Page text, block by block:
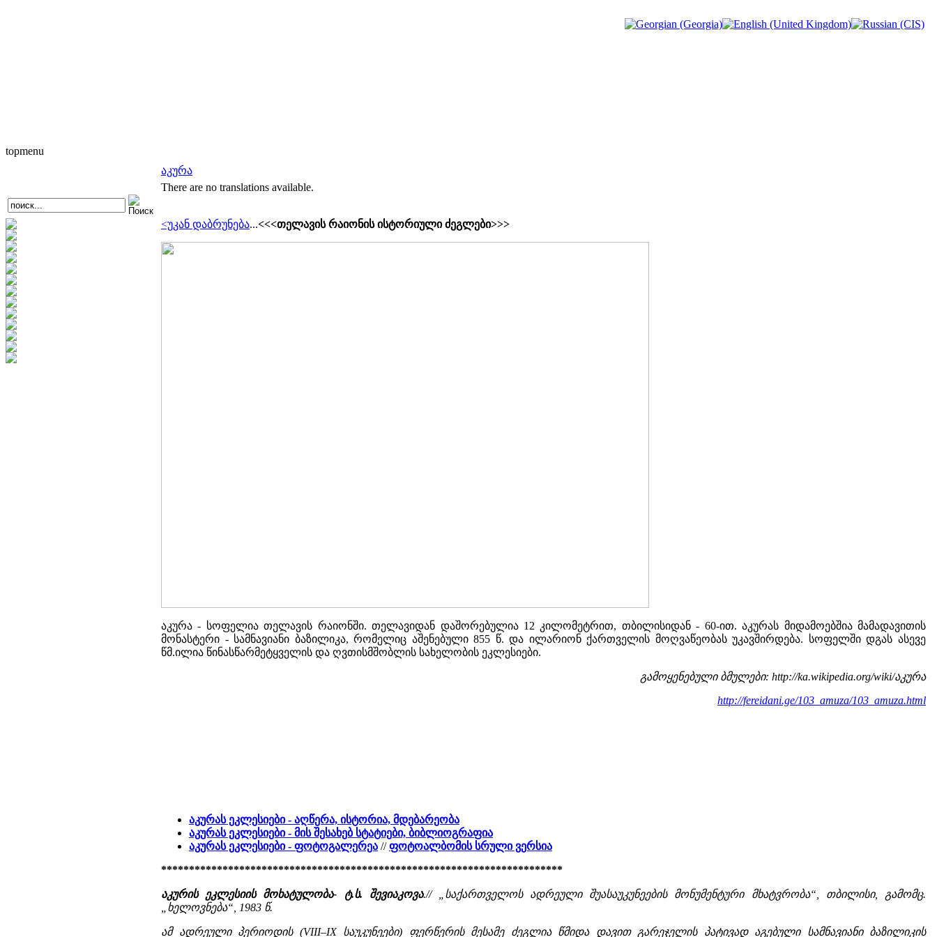
topmenu
აკურა
There are no translations available.
<უკან დაბრუნება...<<<თელავის რაიონის ისტორიული ძეგლები>>>
აკურა - სოფელია თელავის რაიონში. თელავიდან დაშორებულია 12 კილომეტრით, თბილისიდან - 60-ით. აკურას მიდამოებშია მამადავითის
მონასტერი - სამნავიანი ბაზილიკა, რომელიც აშენებული 855 წ. და ილარიონ ქართველის მოღვაწეობას უკავშირდება. სოფელში დგას ასევე
წმ.ილია წინასწარმეტყველის და ღვთისმშობლის სახელობის ეკლესიები.
გამოყენებული ბმულები: http://ka.wikipedia.org/wiki/აკურა
http://fereidani.ge/103_amuza/103_amuza.html
აკურას ეკლესიები - აღწერა, ისტორია, მდებარეობა
აკურას ეკლესიები - მის შესახებ სტატიები, ბიბლიოგრაფია
აკურას ეკლესიები - ფოტოგალერეა //ფოტოალბომის სრული ვერსია
************************************************************************
აკურის ეკლესიის მოხატულობა- ტ.ს. შევიაკოვა.// „საქართველოს ადრეული შუასაუკუნეების მონუმენტური მხატვრობა“, თბილისი, გამომც.
„ხელოვნება“, 1983 წ.
ამ ადრეული პერიოდის (VIII–IX საუკუნეები) ფერწერის მესამე ძეგლია წმიდა დავით გარეჯელის პატივად აგებული სამნავიანი ბაზილიკის